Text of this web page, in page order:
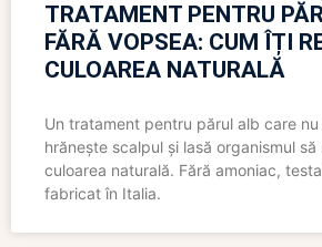
TRATAMENT PENTRU
FĂRĂ VOPSEA: CUM ÎȚI
CULOAREA NATURALĂ
Un tratament pentru părul alb care
hrănește scalpul și lasă organismul
culoarea naturală. Fără amoniac,
fabricat în Italia.